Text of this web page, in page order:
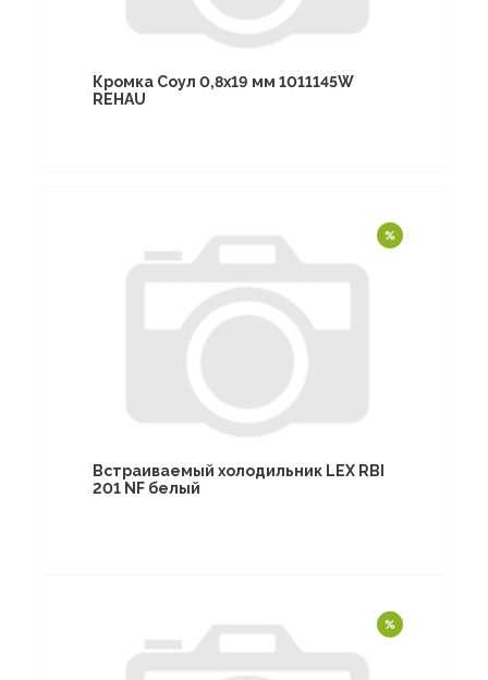
Кромка Соул 0,8х19 мм 1011145W
REHAU
Встраиваемый холодильник LEX RBI
201 NF белый